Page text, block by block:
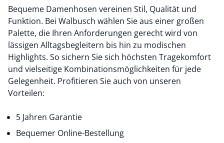
Bequeme Damenhosen vereinen Stil, Qualität und
Funktion. Bei Walbusch wählen Sie aus einer großen
Palette, die Ihren Anforderungen gerecht wird von
lässigen Alltagsbegleitern bis hin zu modischen
Highlights. So sichern Sie sich höchsten Tragekomfort
und vielseitige Kombinationsmöglichkeiten für jede
Gelegenheit. Profitieren Sie auch von unseren
Vorteilen:
5 Jahren Garantie
Bequemer Online-Bestellung